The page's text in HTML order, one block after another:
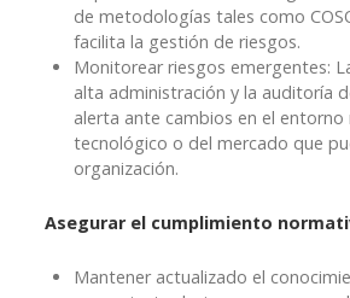
de metodologías tales como
facilita la gestión de riesgos.
Monitorear riesgos emergentes:
alta administración y la auditoría
alerta ante cambios en el
tecnológico o del mercado que
organización.
Asegurar el cumplimiento
Mantener actualizado el